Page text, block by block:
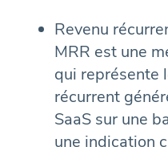
Revenu
MRR est une
qui représente
récurrent
SaaS sur une
une indication